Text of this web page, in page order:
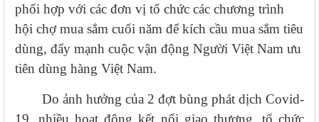
phối hợp với các đơn vị tổ chức các chương trình
hội chợ mua sắm cuối năm để kích cầu mua sắm tiêu
dùng, đẩy mạnh cuộc vận động Người Việt Nam ưu
tiên dùng hàng Việt Nam.
Do ảnh hưởng của 2 đợt bùng phát dịch Covid-
19, nhiều hoạt động kết nối giao thương, tổ chức